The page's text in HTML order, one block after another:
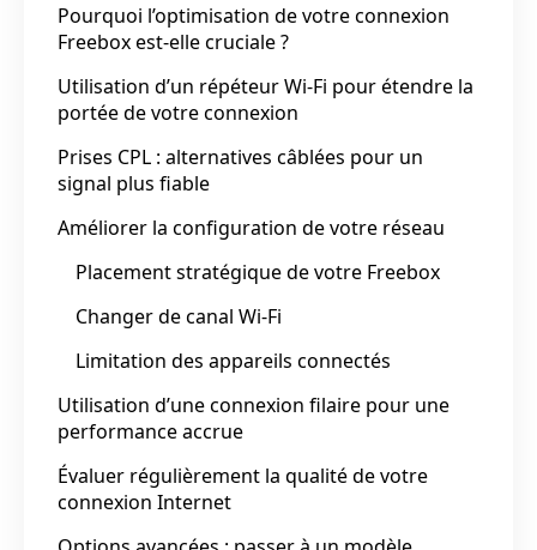
Pourquoi l’optimisation de votre connexion
Freebox est-elle cruciale ?
Utilisation d’un répéteur Wi-Fi pour étendre la
portée de votre connexion
Prises CPL : alternatives câblées pour un
signal plus fiable
Améliorer la configuration de votre réseau
Placement stratégique de votre Freebox
Changer de canal Wi-Fi
Limitation des appareils connectés
Utilisation d’une connexion filaire pour une
performance accrue
Évaluer régulièrement la qualité de votre
connexion Internet